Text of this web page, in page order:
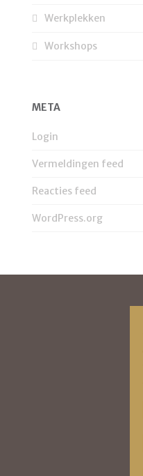
Werkplekken
Workshops
META
Login
Vermeldingen feed
Reacties feed
WordPress.org